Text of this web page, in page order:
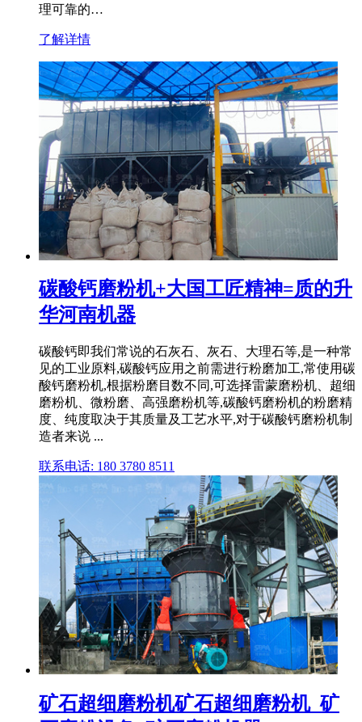
理可靠的…
了解详情
碳酸钙磨粉机+大国工匠精神=质的升
华河南机器
碳酸钙即我们常说的石灰石、灰石、大理石等,是一种常
见的工业原料,碳酸钙应用之前需进行粉磨加工,常使用碳
酸钙磨粉机,根据粉磨目数不同,可选择雷蒙磨粉机、超细
磨粉机、微粉磨、高强磨粉机等,碳酸钙磨粉机的粉磨精
度、纯度取决于其质量及工艺水平,对于碳酸钙磨粉机制
造者来说 ...
联系电话: 180 3780 8511
矿石超细磨粉机矿石超细磨粉机_矿